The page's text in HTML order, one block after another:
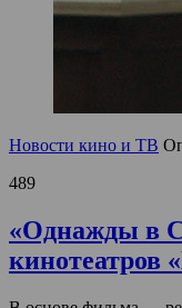
Новости кино и ТВ
489
«Однажды в
кинотеатров